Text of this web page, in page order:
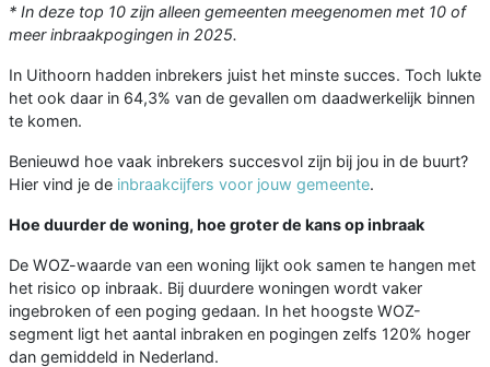
* In deze top 10 zijn alleen gemeenten meegenomen met 10 of
meer inbraakpogingen in 2025.
In Uithoorn hadden inbrekers juist het minste succes. Toch lukte
het ook daar in 64,3% van de gevallen om daadwerkelijk binnen
te komen.
Benieuwd hoe vaak inbrekers succesvol zijn bij jou in de buurt?
Hier vind je de inbraakcijfers voor jouw gemeente.
Hoe duurder de woning, hoe groter de kans op inbraak
De WOZ-waarde van een woning lijkt ook samen te hangen met
het risico op inbraak. Bij duurdere woningen wordt vaker
ingebroken of een poging gedaan. In het hoogste WOZ-
segment ligt het aantal inbraken en pogingen zelfs 120% hoger
dan gemiddeld in Nederland.